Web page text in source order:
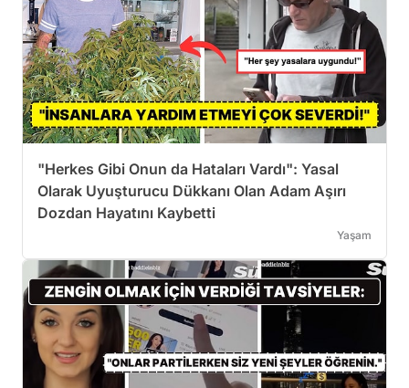
"Herkes Gibi Onun da Hataları Vardı": Yasal
Olarak Uyuşturucu Dükkanı Olan Adam Aşırı
Dozdan Hayatını Kaybetti
Yaşam